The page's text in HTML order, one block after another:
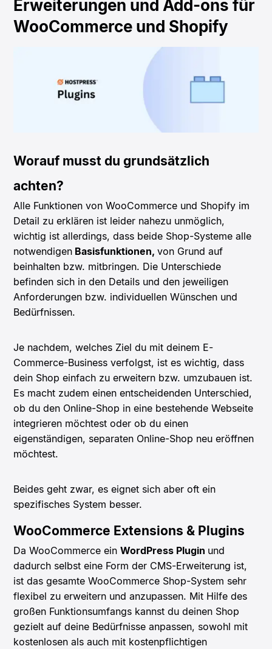
Erweiterungen und Add-ons für
WooCommerce und Shopify
Worauf musst du grundsätzlich
achten?
Alle Funktionen von WooCommerce und Shopify im
Detail zu erklären ist leider nahezu unmöglich,
wichtig ist allerdings, dass beide Shop-Systeme alle
notwendigen Basisfunktionen,von Grund auf
beinhalten bzw. mitbringen. Die Unterschiede
befinden sich in den Details und den jeweiligen
Anforderungen bzw. individuellen Wünschen und
Bedürfnissen.
Je nachdem, welches Ziel du mit deinem E-
Commerce-Business verfolgst, ist es wichtig, dass
dein Shop einfach zu erweitern bzw. umzubauen ist.
Es macht zudem einen entscheidenden Unterschied,
ob du den Online-Shop in eine bestehende Webseite
integrieren möchtest oder ob du einen
eigenständigen, separaten Online-Shop neu eröffnen
möchtest.
Beides geht zwar, es eignet sich aber oft ein
spezifisches System besser.
WooCommerce Extensions & Plugins
Da WooCommerce einWordPress Plugin und
dadurch selbst eine Form der CMS-Erweiterung ist,
ist das gesamte WooCommerce Shop-System sehr
flexibel zu erweitern und anzupassen. Mit Hilfe des
großen Funktionsumfangs kannst du deinen Shop
gezielt auf deine Bedürfnisse anpassen, sowohl mit
kostenlosen als auch mit kostenpflichtigen